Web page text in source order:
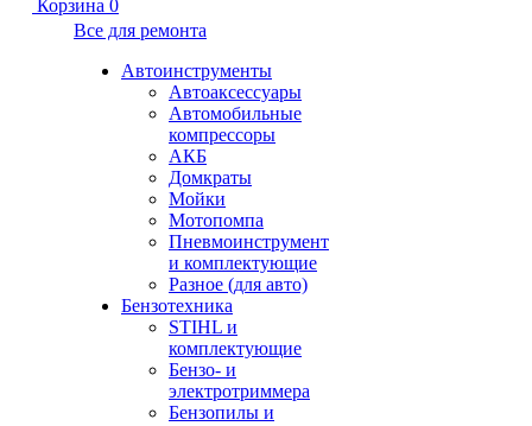
Корзина 0
Все для ремонта
Автоинструменты
Автоаксессуары
Автомобильные
компрессоры
АКБ
Домкраты
Мойки
Мотопомпа
Пневмоинструмент
и комплектующие
Разное (для авто)
Бензотехника
STIHL и
комплектующие
Бензо- и
электротриммера
Бензопилы и